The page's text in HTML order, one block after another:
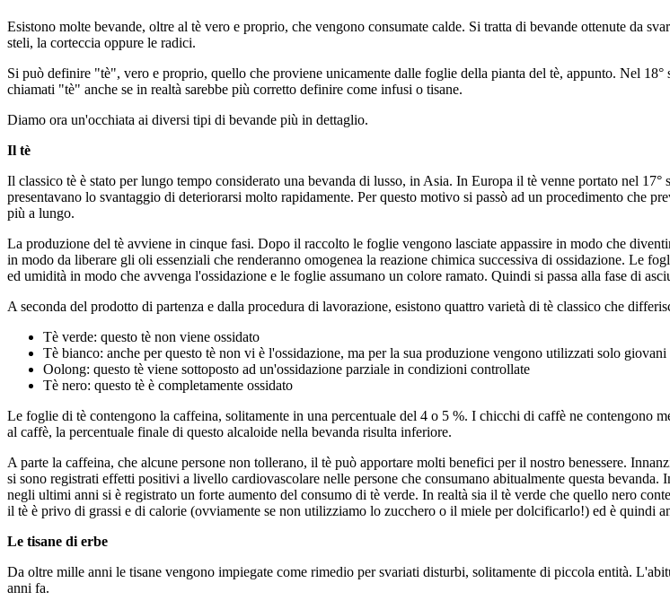
Esistono molte bevande, oltre al tè vero e proprio, che vengono consumate calde. Si tratta di bevande ottenute da
steli, la corteccia oppure le radici.
Si può definire "tè", vero e proprio, quello che proviene unicamente dalle foglie della pianta del tè, appunto. Nel
chiamati "tè" anche se in realtà sarebbe più corretto definire come infusi o tisane.
Diamo ora un'occhiata ai diversi tipi di bevande più in dettaglio.
Il tè
Il classico tè è stato per lungo tempo considerato una bevanda di lusso, in Asia. In Europa il tè venne portato nel
presentavano lo svantaggio di deteriorarsi molto rapidamente. Per questo motivo si passò ad un procedimento che
più a lungo.
La produzione del tè avviene in cinque fasi. Dopo il raccolto le foglie vengono lasciate appassire in modo che
in modo da liberare gli oli essenziali che renderanno omogenea la reazione chimica successiva di ossidazione. Le
ed umidità in modo che avvenga l'ossidazione e le foglie assumano un colore ramato. Quindi si passa alla fase di
A seconda del prodotto di partenza e dalla procedura di lavorazione, esistono quattro varietà di tè classico che
Tè verde: questo tè non viene ossidato
Tè bianco: anche per questo tè non vi è l'ossidazione, ma per la sua produzione vengono utilizzati solo
Oolong: questo tè viene sottoposto ad un'ossidazione parziale in condizioni controllate
Tè nero: questo tè è completamente ossidato
Le foglie di tè contengono la caffeina, solitamente in una percentuale del 4 o 5 %. I chicchi di caffè ne contengono
al caffè, la percentuale finale di questo alcaloide nella bevanda risulta inferiore.
A parte la caffeina, che alcune persone non tollerano, il tè può apportare molti benefici per il nostro benessere.
si sono registrati effetti positivi a livello cardiovascolare nelle persone che consumano abitualmente questa
negli ultimi anni si è registrato un forte aumento del consumo di tè verde. In realtà sia il tè verde che quello nero
il tè è privo di grassi e di calorie (ovviamente se non utilizziamo lo zucchero o il miele per dolcificarlo!) ed è quindi
Le tisane di erbe
Da oltre mille anni le tisane vengono impiegate come rimedio per svariati disturbi, solitamente di piccola entità.
anni fa.